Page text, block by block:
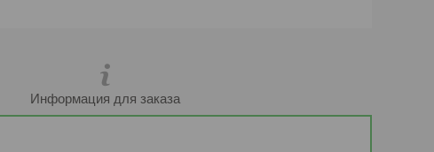
Информация для заказа